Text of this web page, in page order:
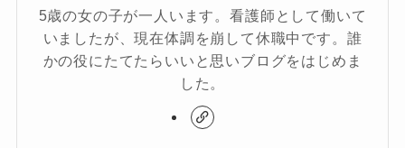
5歳の女の子が一人います。看護師として働いて
いましたが、現在体調を崩して休職中です。誰
かの役にたてたらいいと思いブログをはじめま
した。